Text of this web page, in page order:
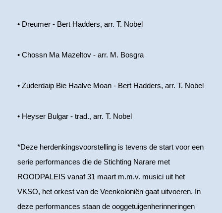
• Dreumer - Bert Hadders, arr. T. Nobel
• Chossn Ma Mazeltov - arr. M. Bosgra
• Zuderdaip Bie Haalve Moan - Bert Hadders, arr. T. Nobel
• Heyser Bulgar - trad., arr. T. Nobel
*Deze herdenkingsvoorstelling is tevens de start voor een
serie performances die de Stichting Narare met
ROODPALEIS vanaf 31 maart m.m.v. musici uit het
VKSO, het orkest van de Veenkoloniën gaat uitvoeren. In
deze performances staan de ooggetuigenherinneringen